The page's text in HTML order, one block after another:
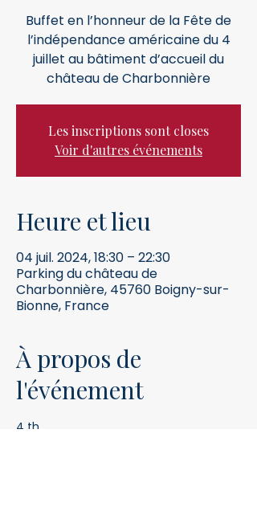
Buffet en l’honneur de la Fête de
l’indépendance américaine du 4
juillet au bâtiment d’accueil du
château de Charbonnière
Les inscriptions sont closes
Voir d'autres événements
Heure et lieu
04 juil. 2024, 18:30 – 22:30
Parking du château de
Charbonnière, 45760 Boigny-sur-
Bionne, France
À propos de
l'événement
4 th